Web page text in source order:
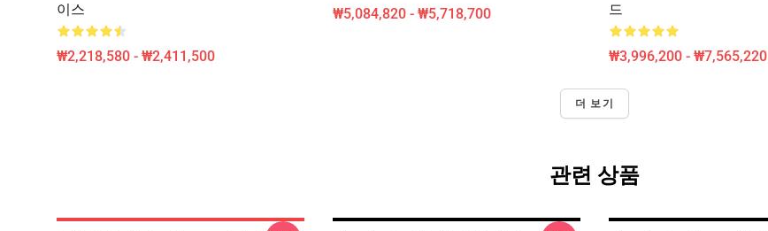
이스
₩2,218,580 - ₩2,411,500
₩5,084,820 - ₩5,718,700
드
₩3,996,200 - ₩7,565,220
더 보기
관련 상품